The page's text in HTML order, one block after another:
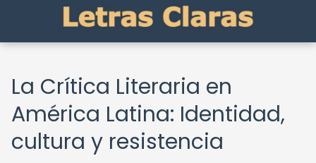
La Crítica Literaria en
América Latina: Identidad,
cultura y resistencia